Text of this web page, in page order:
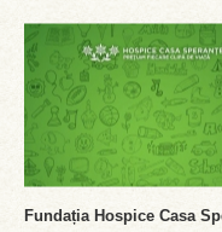
Fundația Hospice Casa